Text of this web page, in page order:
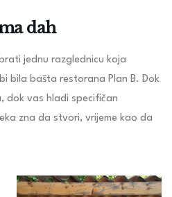
dah
jednu razglednicu koja
bila bašta restorana Plan B. Dok
dok vas hladi specifičan
zna da stvori, vrijeme kao da